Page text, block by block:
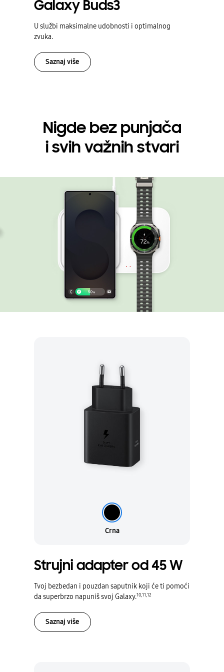
Galaxy Buds3
U službi maksimalne udobnosti i optimalnog
zvuka.
Saznaj više
Nigde bez punjača
i svih važnih stvari
Strujni adapter od 45 W
Tvoj bezbedan i pouzdan saputnik koji će ti pomoći
da superbrzo napuniš svoj Galaxy.10 11 12
Saznaj više
Crna